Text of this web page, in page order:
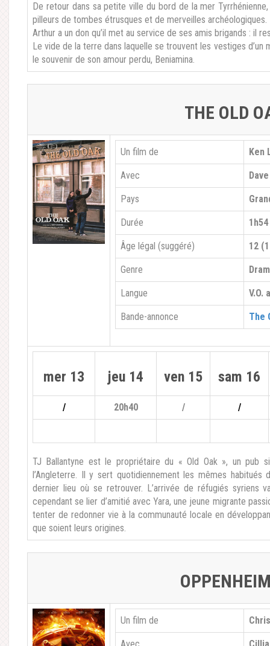
De retour dans sa petite ville du bord de la mer
pilleurs de tombes étrusques et de merveilles archéologiques.
Arthur a un don qu’il met au service de ses amis brigands : il
Le vide de la terre dans laquelle se trouvent les vestiges d’un
le souvenir de son amour perdu, Beniamina.
THE OLD
Un film de Ken
Avec
Pays
Durée 1h54
Âge légal (suggéré) 12
Genre
Langue V.O.
Bande-annonce The
mer 13 jeu 14 ven 15 sam 16
/ 20h40 / /
TJ Ballantyne est le propriétaire du « Old Oak », un pub
l’Angleterre. Il y sert quotidiennement les mêmes habitués
dernier lieu où se retrouver. L’arrivée de réfugiés syriens
cependant se lier d’amitié avec Yara, une jeune migrante
tenter de redonner vie à la communauté locale en
que soient leurs origines.
Un film de